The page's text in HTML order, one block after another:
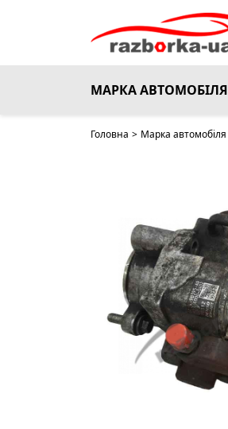
МАРКА АВТОМОБІЛЯ
Головна > Марка автомобіля